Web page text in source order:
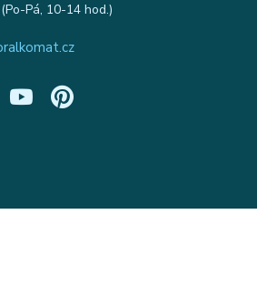
(Po-Pá, 10-14 hod.)